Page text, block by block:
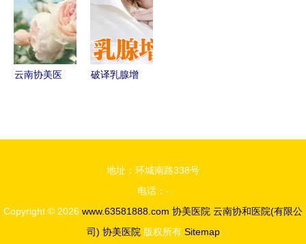
与呆狐整形
平台
协美医院，
引领行业新
高度
云南协美医
破译乳腺增
女性健康
地址：环城南路338号
电话：-
Copyright © 2026 www.63581888.com 协美医院 云南协和医院(有限公
司) 协美医院版权所有 Sitemap